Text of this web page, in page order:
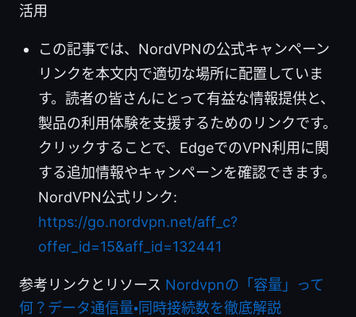
活用
この記事では、NordVPNの公式キャンペーン
リンクを本文内で適切な場所に配置していま
す。読者の皆さんにとって有益な情報提供と、
製品の利用体験を支援するためのリンクです。
クリックすることで、EdgeでのVPN利用に関
する追加情報やキャンペーンを確認できます。
NordVPN公式リンク:
https://go.nordvpn.net/aff_c?
offer_id=15&aff_id=132441
参考リンクとリソース Nordvpnの「容量」って
何？データ通信量・同時接続数を徹底解説